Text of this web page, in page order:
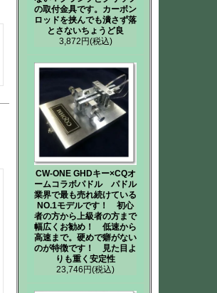
の取付金具です。カーボン
ロッドを挟んでも潰さず落
とさないちょうど良
3,872円(税込)
CW-ONE GHDキー×CQオ
ームコラボパドル パドル
業界で最も売れ続けている
NO.1モデルです！ 初心
者の方から上級者の方まで
幅広くお勧め！ 低速から
高速まで。硬めで癖がない
のが特徴です！ 見た目よ
りも重く安定性
23,746円(税込)